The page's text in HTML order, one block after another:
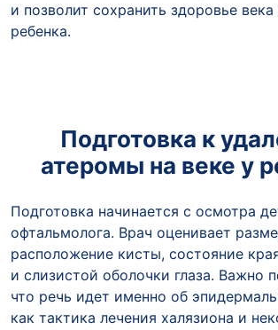
и позволит сохранить здоровье века
ребенка.
Подготовка к
атеромы на веке у
Подготовка начинается с осмотра
офтальмолога. Врач оценивает
расположение кисты, состояние
и слизистой оболочки глаза. Важно
что речь идет именно об
как тактика лечения халязиона и